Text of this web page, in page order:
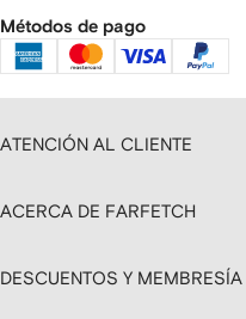
Métodos de pago
ATENCIÓN AL CLIENTE
ACERCA DE FARFETCH
DESCUENTOS Y MEMBRESÍA